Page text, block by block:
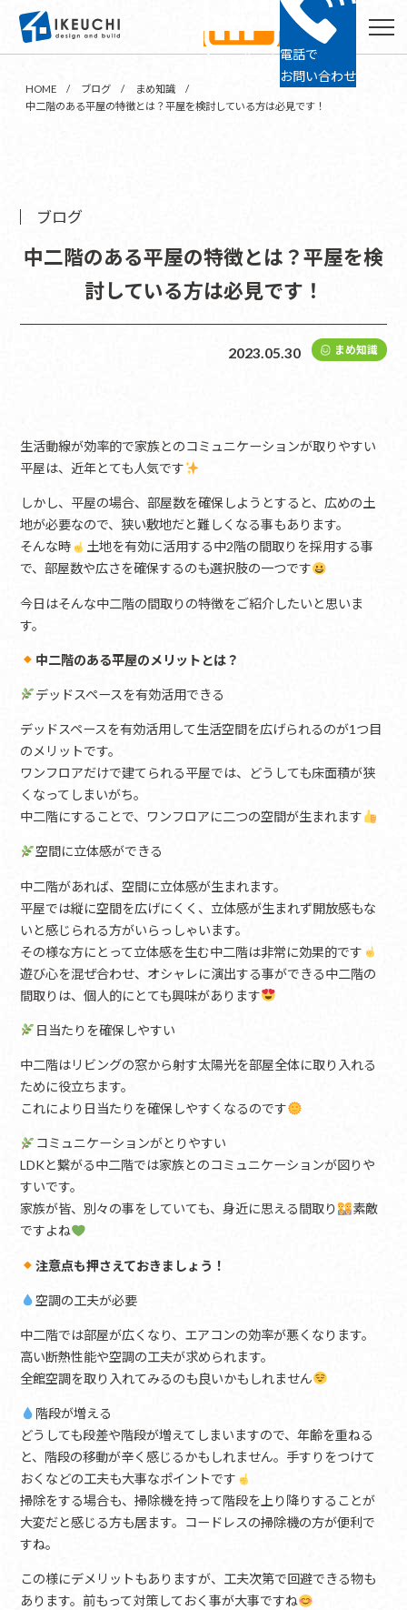
ショールーム電話で
お問い合わせ
HOME ブログ
まめ知識
中二階のある平屋の特徴とは？平屋を検討している方は必見です！
ブログ
中二階のある平屋の特徴とは？平屋を検
討している方は必見です！
2023.05.30 まめ知識
生活動線が効率的で家族とのコミュニケーションが取りやすい
平屋は、近年とても人気です
しかし、平屋の場合、部屋数を確保しようとすると、広めの土
地が必要なので、狭い敷地だと難しくなる事もあります。
そんな時
土地を有効に活用する中2階の間取りを採用する事
で、部屋数や広さを確保するのも選択肢の一つです
今日はそんな中二階の間取りの特徴をご紹介したいと思いま
す。
中二階のある平屋のメリットとは？
デッドスペースを有効活用できる
デッドスペースを有効活用して生活空間を広げられるのが1つ目
のメリットです。
ワンフロアだけで建てられる平屋では、どうしても床面積が狭
くなってしまいがち。
中二階にすることで、ワンフロアに二つの空間が生まれます
空間に立体感ができる
中二階があれば、空間に立体感が生まれます。
平屋では縦に空間を広げにくく、立体感が生まれず開放感もな
いと感じられる方がいらっしゃいます。
その様な方にとって立体感を生む中二階は非常に効果的です
遊び心を混ぜ合わせ、オシャレに演出する事ができる中二階の
間取りは、個人的にとても興味があります
日当たりを確保しやすい
中二階はリビングの窓から射す太陽光を部屋全体に取り入れる
ために役立ちます。
これにより日当たりを確保しやすくなるのです
コミュニケーションがとりやすい
LDKと繋がる中二階では家族とのコミュニケーションが図りや
すいです。
家族が皆、別々の事をしていても、身近に思える間取り
素敵
ですよね
注意点も押さえておきましょう！
空調の工夫が必要
中二階では部屋が広くなり、エアコンの効率が悪くなります。
高い断熱性能や空調の工夫が求められます。
全館空調を取り入れてみるのも良いかもしれません
階段が増える
どうしても段差や階段が増えてしまいますので、年齢を重ねる
と、階段の移動が辛く感じるかもしれません。手すりをつけて
おくなどの工夫も大事なポイントです
掃除をする場合も、掃除機を持って階段を上り降りすることが
大変だと感じる方も居ます。コードレスの掃除機の方が便利で
すね。
この様にデメリットもありますが、工夫次第で回避できる物も
あります。前もって対策しておく事が大事ですね